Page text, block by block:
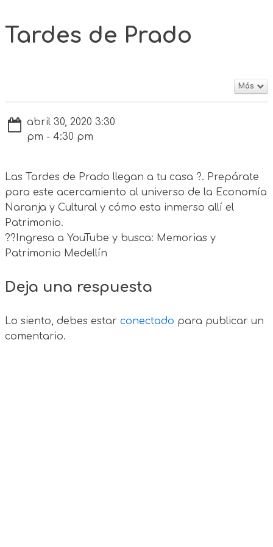
Tardes de Prado
Más
abril 30, 2020 3:30
pm - 4:30 pm
Las Tardes de Prado llegan a tu casa ?. Prepárate
para este acercamiento al universo de la Economía
Naranja y Cultural y cómo esta inmerso allí el
Patrimonio.
?‍?Ingresa a YouTube y busca: Memorias y
Patrimonio Medellín
Deja una respuesta
Lo siento, debes estar conectado para publicar un
comentario.